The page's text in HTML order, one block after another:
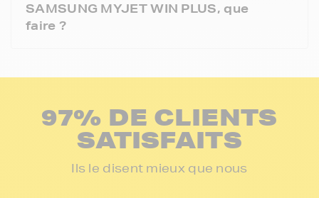
SAMSUNG MYJET WIN PLUS, que
faire ?
97% DE CLIENTS
SATISFAITS
Ils le disent mieux que nous